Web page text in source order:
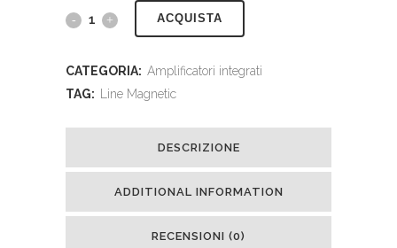
ACQUISTA
CATEGORIA: Amplificatori integrati
TAG:
Line Magnetic
DESCRIZIONE
ADDITIONAL INFORMATION
RECENSIONI (0)